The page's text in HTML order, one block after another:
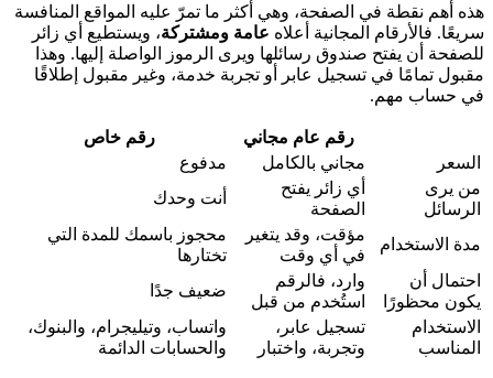
هذه أهم نقطة في الصفحة، وهي أكثر ما تمرّ عليه المواقع المنافسة
سريعًا. فالأرقام المجانية أعلاه عامة ومشتركة، ويستطيع أي زائر
للصفحة أن يفتح صندوق رسائلها ويرى الرموز الواصلة إليها. وهذا
مقبول تمامًا في تسجيل عابر أو تجربة خدمة، وغير مقبول إطلاقًا
في حساب مهم.
رقم عام مجاني
رقم خاص
السعر
مجاني بالكامل
مدفوع
من يرى
الرسائل
أي زائر يفتح
الصفحة
أنت وحدك
مدة الاستخدام
مؤقت، وقد يتغير
في أي وقت
محجوز باسمك للمدة التي
تختارها
احتمال أن
يكون محظورًا
وارد، فالرقم
استُخدم من قبل
ضعيف جدًا
الاستخدام
المناسب
تسجيل عابر،
وتجربة، واختبار
واتساب، وتيليجرام، والبنوك،
والحسابات الدائمة